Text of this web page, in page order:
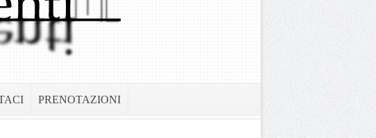
PRENOTAZIONI